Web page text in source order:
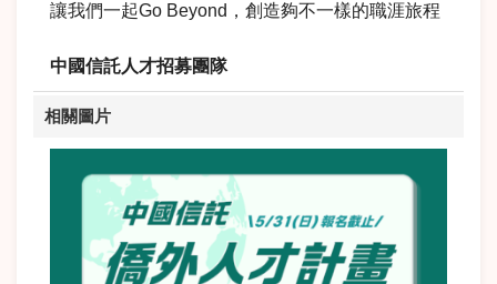
讓我們一起Go Beyond，創造夠不一樣的職涯旅程
中國信託人才招募團隊
相關圖片